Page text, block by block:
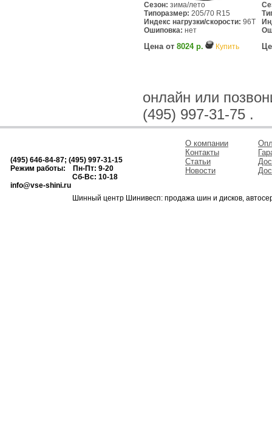
Сезон: зима/лето
Типоразмер: 205/70 R15
Индекс нагрузки/скорости: 96T
Ошиповка: нет
Цена от 8024 р. Купить
онлайн или
(495) 997-31-75 .
(495) 646-84-87; (495) 997-31-15
Режим работы: Пн-Пт: 9-20
Сб-Вс: 10-18
info@vse-shini.ru
О компании
Контакты
Статьи
Новости
Шинный центр Шинивесп: продажа шин и дисков,